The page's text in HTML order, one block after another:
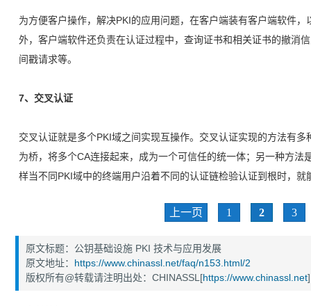
为方便客户操作，解决PKI的应用问题，在客户端装有客户端软件
外，客户端软件还负责在认证过程中，查询证书和相关证书的撤消
间戳请求等。
7、交叉认证
交叉认证就是多个PKI域之间实现互操作。交叉认证实现的方法有
为桥，将多个CA连接起来，成为一个可信任的统一体；另一种方法
样当不同PKI域中的终端用户沿着不同的认证链检验认证到根时，就
上一页 1 2 3
原文标题：公钥基础设施 PKI 技术与应用发展
原文地址： https://www.chinassl.net/faq/n153.html/2
版权所有@转载请注明出处：CHINASSL[https://www.chinassl.net]